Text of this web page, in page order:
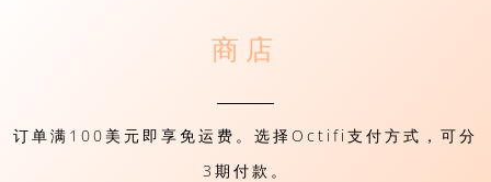
商店
订单满100美元即享免运费。选择Octifi支付方式，可分
3期付款。